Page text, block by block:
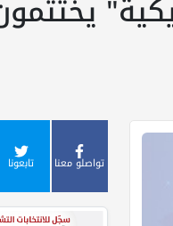
تواصلو معنا تابعونا